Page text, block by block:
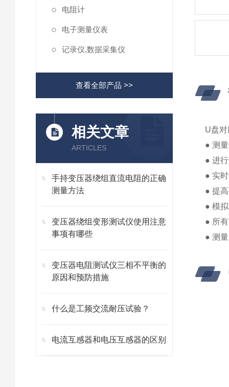
电阻计
电子测量仪表
记录仪,数据采集仪
查看全部产品 >>
相关文章
ARTICLES
手持变压器绕组直流电阻的正确
测量方法
变压器绕组变形测试仪使用注意
事项有哪些
变压器电阻测试仪三相不平衡的
原因和预防措施
什么是工频交流耐压试验？
电流互感器和电压互感器的区别
U盘
● 测
● 进
● 实
● 提
● 模
● 所
● 测